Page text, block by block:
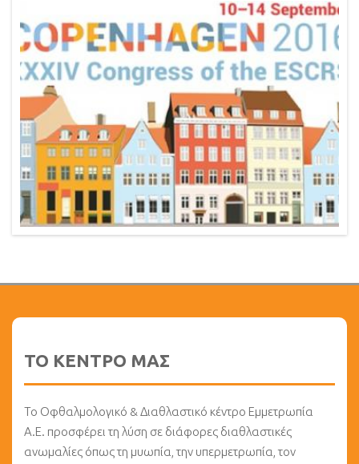
ΤΟ ΚΕΝΤΡΟ ΜΑΣ
Το Οφθαλμολογικό & Διαθλαστικό κέντρο Εμμετρωπία
Α.Ε. προσφέρει τη λύση σε διάφορες διαθλαστικές
ανωμαλίες όπως τη μυωπία, την υπερμετρωπία, τον